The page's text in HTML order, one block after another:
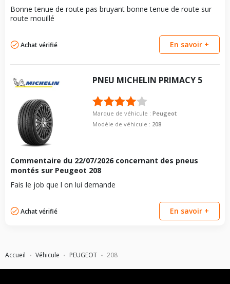
Accueil Véhicule PEUGEOT 208
Bonne tenue de route pas bruyant bonne tenue de route sur
route mouillé
Achat vérifié En savoir +
PNEU MICHELIN PRIMACY 5
Marque de véhicule : Peugeot
Modèle de véhicule : 208
Commentaire du 22/07/2026 concernant des pneus
montés sur Peugeot 208
Fais le job que l on lui demande
Achat vérifié En savoir +